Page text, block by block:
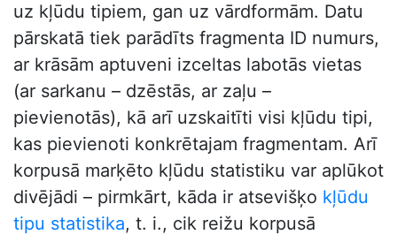
uz kļūdu tipiem, gan uz vārdformām. Datu
pārskatā tiek parādīts fragmenta ID numurs,
ar krāsām aptuveni izceltas labotās vietas
(ar sarkanu – dzēstās, ar zaļu –
pievienotās), kā arī uzskaitīti visi kļūdu tipi,
kas pievienoti konkrētajam fragmentam. Arī
korpusā marķēto kļūdu statistiku var aplūkot
divējādi – pirmkārt, kāda ir atsevišķo kļūdu
tipu statistika, t. i., cik reižu korpusā